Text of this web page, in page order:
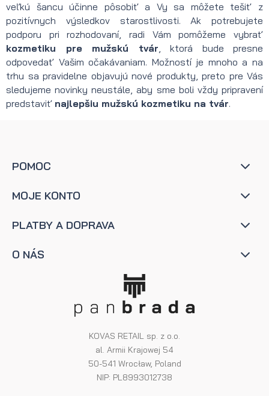
veľkú šancu účinne pôsobiť a Vy sa môžete tešiť z
pozitívnych výsledkov starostlivosti. Ak potrebujete
podporu pri rozhodovaní, radi Vám pomôžeme vybrať
kozmetiku pre mužskú tvár, ktorá bude presne
odpovedať Vašim očakávaniam. Možností je mnoho a na
trhu sa pravidelne objavujú nové produkty, preto pre Vás
sledujeme novinky neustále, aby sme boli vždy pripravení
predstaviť najlepšiu mužskú kozmetiku na tvár.
POMOC
MOJE KONTO
PLATBY A DOPRAVA
O NÁS
KOVAS RETAIL sp. z o.o.
al. Armii Krajowej 54
50-541 Wrocław, Poland
NIP: PL8993012738